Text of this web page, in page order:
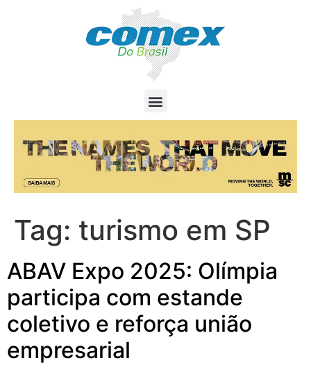
Tag: turismo em SP
ABAV Expo 2025: Olímpia
participa com estande
coletivo e reforça união
empresarial